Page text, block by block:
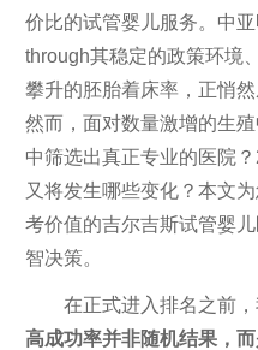
价比的试管婴儿服务。中
through其稳定的政策环境
攀升的胚胎着床率，正悄
然而，面对数量激增的生
中筛选出真正专业的医院
又将发生哪些变化？本文
考价值的吉尔吉斯试管婴
智决策。
在正式进入排名之前
高成功率并非随机结果，